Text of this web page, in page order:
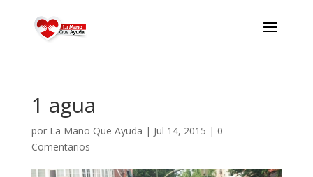
1 agua
por La Mano Que Ayuda | Jul 14, 2015 | 0
Comentarios